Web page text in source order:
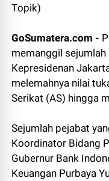
Topik)
GoSumatera.com -
memanggil
Kepresidenan
melemahnya nilai
Serikat (AS) hingga
Sejumlah pejabat
Koordinator Bidang
Gubernur Bank
Keuangan Purbaya